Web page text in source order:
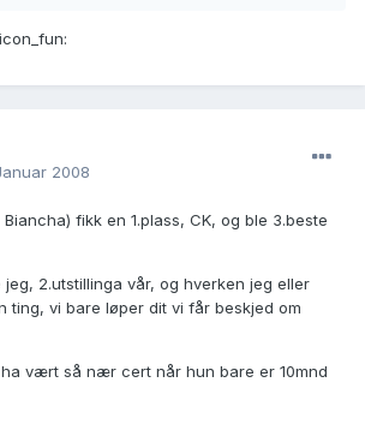
2008
fikk en 1.plass, CK, og ble 3.beste
jeg, 2.utstillinga vår, og hverken jeg eller
ting, vi bare løper dit vi får beskjed om
vært så nær cert når hun bare er 10mnd